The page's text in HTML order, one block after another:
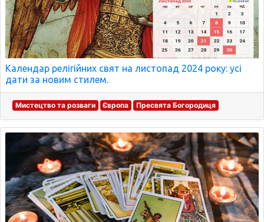
Календар релігійних свят на листопад 2024 року: усі
дати за новим стилем.
Мистецтво та розваги Європа Пресвята Богородиця